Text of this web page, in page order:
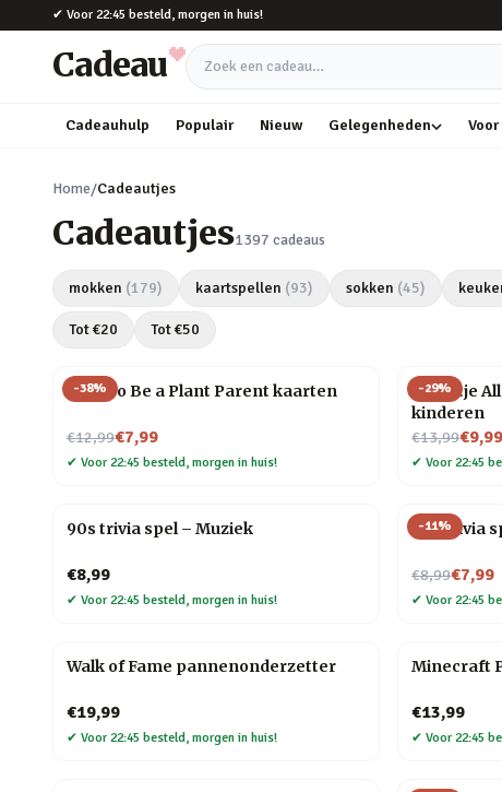
Naar hoofdinhoud
✔ Voor 22:45 besteld, morgen in huis!
Cadeau Zoek een cadeau
Cadeauhulp Populair Nieuw Gelegenheden
Home/Cadeautjes
Cadeautjes1397 cadeaus
mokken (179) kaartspellen (93) sokken (45)
Tot €20 Tot €50
-38%
How To Be a Plant Parent kaarten
€12,99
Nu voor€7,99
✔ Voor 22:45 besteld, morgen in huis!
-29%
Tegeltje
kinderen
€13,99
Nu voor€9,99
✔ Voor 22:45
90s trivia spel – Muziek
€8,99
✔ Voor 22:45 besteld, morgen in huis!
-11%
90s trivia
€8,99
Nu voor€7,99
✔ Voor 22:45
Walk of Fame pannenonderzetter
€19,99
✔ Voor 22:45 besteld, morgen in huis!
Minecraft
€13,99
✔ Voor 22:45